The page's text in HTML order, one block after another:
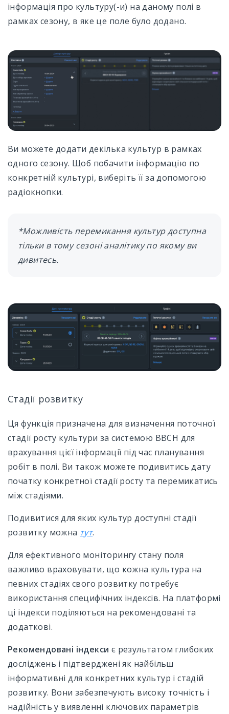
інформація про культуру(-и) на даному полі в
рамках сезону, в яке це поле було додано.
Ви можете додати декілька культур в рамках
одного сезону. Щоб побачити інформацію по
конкретній культурі, виберіть її за допомогою
радіокнопки.
*Можливість перемикання культур доступна
тільки в тому сезоні аналітику по якому ви
дивитесь.
Стадії розвитку
Ця функція призначена для визначення поточної
стадії росту культури за системою BBCH для
врахування цієї інформації під час планування
робіт в полі. Ви також можете подивитись дату
початку конкретної стадії росту та перемикатись
між стадіями.
Подивитися для яких культур доступні стадії
розвитку можна тут.
Для ефективного моніторингу стану поля
важливо враховувати, що кожна культура на
певних стадіях свого розвитку потребує
використання специфічних індексів. На платформі
ці індекси поділяються на рекомендовані та
додаткові.
Рекомендовані індекси є результатом глибоких
досліджень і підтверджені як найбільш
інформативні для конкретних культур і стадій
розвитку. Вони забезпечують високу точність і
надійність у виявленні ключових параметрів